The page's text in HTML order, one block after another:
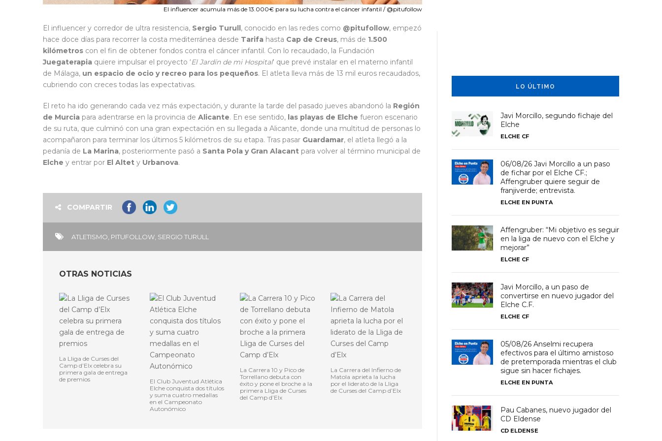
El influencer acumula más de 13.000€ para su lucha contra el cáncer infantil / @pitufollow
El influencer y corredor de ultra resistencia, Sergio Turull , conocido en las redes como @pitufollow, empezó
hace doce días para recorrer la costa mediterránea desde Tarifa hasta Cap de Creus, más de 1.500
kilómetros con el fin de obtener fondos contra el cáncer infantil. Con lo recaudado, la Fundación
Juegaterapia quiere impulsar el proyecto ‘El Jardín de mi Hospital‘ que prevé instalar en el materno infantil
de Málaga, un espacio de ocio y recreo para los pequeños. El atleta lleva más de 13 mil euros recaudados,
cubriendo con creces todas las expectativas.
El reto ha ido generando cada vez más expectación, y durante la tarde del pasado jueves abandonó la Región
de Murcia para adentrarse en la provincia de Alicante. En ese sentido, las playas de Elche fueron escenario
de su ruta, que culminó con una gran expectación en su llegada a Alicante, donde una multitud de personas lo
acompañaron para terminar los últimos 5 kilómetros de su etapa. Tras pasar Guardamar, el atleta llegó a la
pedanía de La Marina, posteriormente pasó a Santa Pola y Gran Alacant para volver al término municipal de
Elche y entrar por El Altet y Urbanova.
COMPARTIR
ATLETISMO, PITUFOLLOW, SERGIO TURULL
OTRAS NOTICIAS
La Lliga de Curses del
Camp d’Elx celebra su
primera gala de entrega
de premios
El Club Juventud Atlética
Elche conquista dos títulos
y suma cuatro medallas
en el Campeonato
Autonómico
La Carrera 10 y Pico de
Torrellano debuta con
éxito y pone el broche a la
primera Lliga de Curses
del Camp d’Elx
La Carrera del Infierno de
Matola aprieta la lucha
por el liderato de la Lliga
de Curses del Camp d’Elx
LO ÚLTIMO
Javi Morcillo, segundo fichaje del
Elche
ELCHE CF
06/08/26 Javi Morcillo a un paso
de fichar por el Elche CF.;
Affengruber quiere seguir de
franjiverde; entrevista.
ELCHE EN PUNTA
Affengruber: “Mi objetivo es seguir
en la liga de nuevo con el Elche y
mejorar”
ELCHE CF
Javi Morcillo, a un paso de
convertirse en nuevo jugador del
Elche C.F.
ELCHE CF
05/08/26 Anselmi recupera
efectivos para el último amistoso
de pretemporada mientras el club
sigue sin hacer fichajes.
ELCHE EN PUNTA
Pau Cabanes, nuevo jugador del
CD Eldense
CD ELDENSE